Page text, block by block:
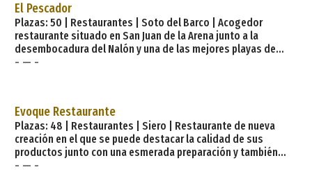
romanos se enamoraron de Gijón
El Pescador
Plazas: 50 | Restaurantes | Soto del Barco | Acogedor
restaurante situado en San Juan de la Arena junto a la
desembocadura del Nalón y una de las mejores playas de
Asturias. A unos 15 minutos de Avilés y Cudillero y a 5 minutos
directo a la mesa. Especialidades: Angula, pescados y
mariscos del cantábr
- — -
Evoque Restaurante
Plazas: 48 | Restaurantes | Siero | Restaurante de nueva
creación en el que se puede destacar la calidad de sus
productos junto con una esmerada preparación y también
disfrutar de una copa en su Pub. Se pueden degustar platos
- — -